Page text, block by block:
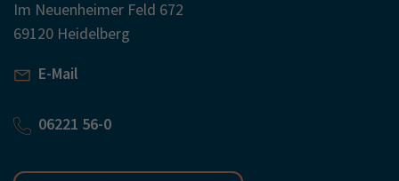
Im Neuenheimer Feld 672
69120 Heidelberg
E-Mail
06221 56-0